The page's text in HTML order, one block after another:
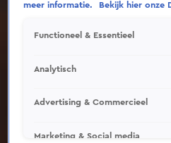
Deze video is niet
meer informatie.
Bekijk hier onze
Functioneel & Essentieel
Analytisch
Advertising & Commercieel
Marketing & Social media